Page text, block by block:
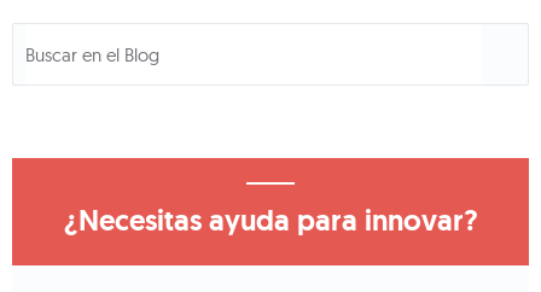
¿Necesitas ayuda para innovar?